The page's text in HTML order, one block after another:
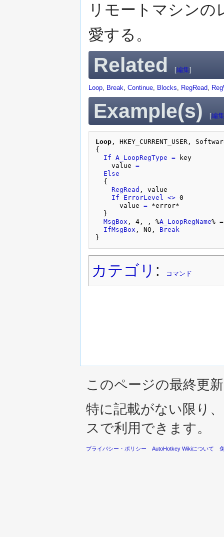
リモートマシンの
愛する。
Related [編集]
Loop, Break, Continue, Blocks, RegRead,
Example(s) [編集
Loop, HKEY_CURRENT_USER,
{
If A_LoopRegType = key
    value
=
Else
  {
RegRead , value
If
ErrorLevel <> 0
      value
= *error*
  }
MsgBox , 4, , %A_LoopRegName%
IfMsgBox , NO, Break
カテゴリ : コマンド
このページの最終更
特に記載がない限り
スで利用できます。
プライバシー・ポリシー AutoHotkey Wikiについて